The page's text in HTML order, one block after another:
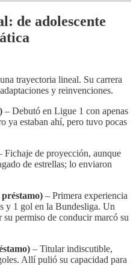
de adolescente
trayectoria lineal. Su carrera
y reinvenciones.
– Debutó en Ligue 1 con apenas
ya estaban ahí, pero tuvo pocas
Fichaje de proyección, aunque
de estrellas; lo enviaron
– Primera experiencia
y 1 gol en la Bundesliga. Un
permiso de conducir marcó su
– Titular indiscutible,
Allí pulió su capacidad para